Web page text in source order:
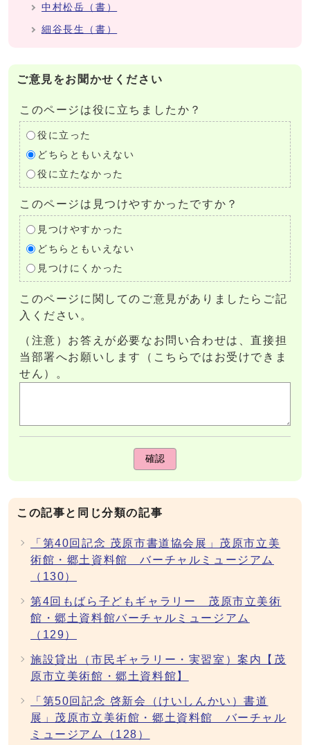
中村松岳（書）
細谷長生（書）
ご意見をお聞かせください
このページは役に立ちましたか？
役に立った
どちらともいえない
役に立たなかった
このページは見つけやすかったですか？
見つけやすかった
どちらともいえない
見つけにくかった
このページに関してのご意見がありましたらご記
入ください。
（注意）お答えが必要なお問い合わせは、直接担
当部署へお願いします（こちらではお受けできま
せん）。
確認
この記事と同じ分類の記事
「第40回記念 茂原市書道協会展」茂原市立美
術館・郷土資料館 バーチャルミュージアム
（130）
第4回もばら子どもギャラリー 茂原市立美術
館・郷土資料館バーチャルミュージアム
（129）
施設貸出（市民ギャラリー・実習室）案内【茂
原市立美術館・郷土資料館】
「第50回記念 啓新会（けいしんかい）書道
展」茂原市立美術館・郷土資料館 バーチャル
ミュージアム（128）